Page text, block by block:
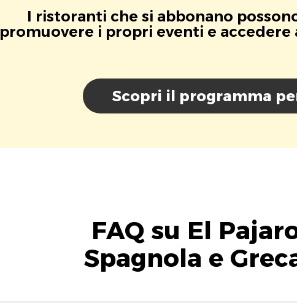
I ristoranti che si abbonano
promuovere i propri eventi e
Scopri il programma
FAQ su El
Spagnola e